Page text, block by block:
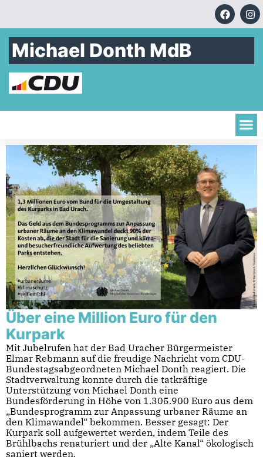
Michael Donth MdB
Über eine Million Euro für den
Kurpark
Mit Jubelrufen hat der Bad Uracher Bürgermeister
Elmar Rebmann auf die freudige Nachricht vom CDU-
Bundestagsabgeordneten Michael Donth reagiert. Die
Stadtverwaltung konnte durch die tatkräftige
Unterstützung von Michael Donth eine
Bundesförderung in Höhe von 1.305.900 Euro aus dem
„Bundesprogramm zur Anpassung urbaner Räume an
den Klimawandel“ bekommen. Besser gesagt: Der
Kurpark soll aufgewertet werden, indem Teile des
Brühlbachs renaturiert und der „Alte Kanal“ ökologisch
saniert werden.